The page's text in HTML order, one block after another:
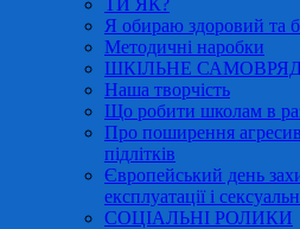
ТИ ЯК?
Я обираю здоровий та
Методичні наробки
ШКІЛЬНЕ
Наша творчість
Що робити школам в
Про поширення
підлітків
Європейський день
експлуатації і
СОЦІАЛЬНІ РОЛИКИ